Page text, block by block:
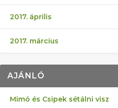
2017. április
2017. március
AJÁNLÓ
Mimó és Csipek sétálni visz